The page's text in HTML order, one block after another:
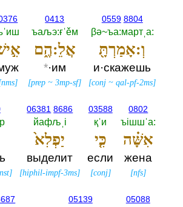
0559 8804
βә~ъа:мартˌа:‎
וְ:אָמַרְתָּ֖
и·скажешь
[conj ~qal-pf-2ms]
0413
ъаљэ:ғˈěм
אֲלֵ:הֶ֑ם
*·им
[prep ~3mp-sf]
nms]
0802
ъiшшˈа:‎
אִשָּׁ֗ה
жена
[nfs]
03588
қˈи
כִּ֤י
если
[conj]
06381 8686
йафљˌi
יַפְלִא֙
выделит
[hiphil-impf-3ms]
]
05088
05139